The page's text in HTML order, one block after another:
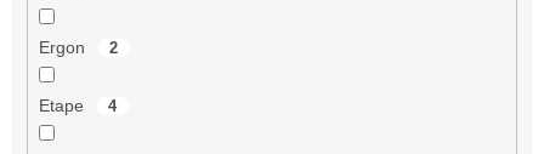
Ergon 2
Etape 4